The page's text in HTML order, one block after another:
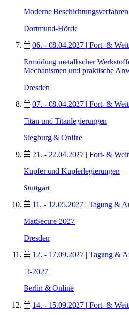
Moderne Beschichtungsverfahren
Dortmund-Hörde
06. - 08.04.2027 | Fort- &
Ermüdung metallischer
Mechanismen und praktische
Dresden
07. - 08.04.2027 | Fort- &
Titan und Titanlegierungen
Siegburg & Online
21. - 22.04.2027 | Fort- &
Kupfer und Kupferlegierungen
Stuttgart
11. - 12.05.2027 | Tagung &
MatSecure 2027
Dresden
12. - 17.09.2027 | Tagung &
Ti-2027
Berlin & Online
14. - 15.09.2027 | Fort- &